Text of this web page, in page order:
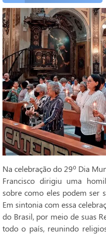
Na celebração do 29º Dia
Francisco dirigiu uma
sobre como eles podem ser
Em sintonia com essa
do Brasil, por meio de suas
todo o país, reunindo